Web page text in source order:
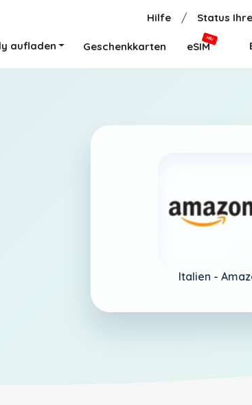
Hilfe / Status
aufladen Geschenkkarten eSIM
NEU
Italien -